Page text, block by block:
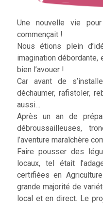
Une nouvelle vie
commençait !
Nous étions plein
imagination
bien l’avouer !
Car avant de
déchaumer, rafistoler,
aussi…
Après un an de
débroussailleuses,
l’aventure maraîchère
Faire pousser des
locaux, tel était
certifiées en
grande majorité de
local et en direct. Le